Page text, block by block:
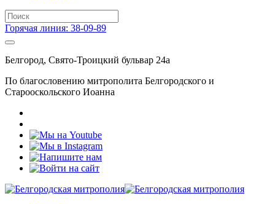
Горячая линия: 38-09-89
Белгород, Свято-Троицкий бульвар 24а
По благословению митрополита Белгородского и
Старооскольского Иоанна